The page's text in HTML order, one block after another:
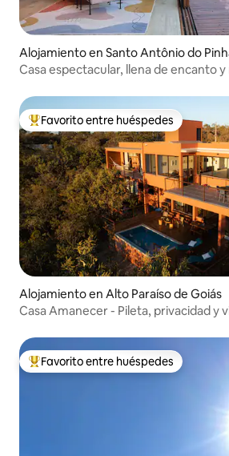
Alojamiento en Santo Antônio do
Casa espectacular, llena de encanto
Favorito entre los huéspedes más
Favorito entre huéspedes
Alojamiento en Alto Paraíso de Goiás
Casa Amanecer - Pileta, privacidad y
Favorito entre los huéspedes más
Favorito entre huéspedes